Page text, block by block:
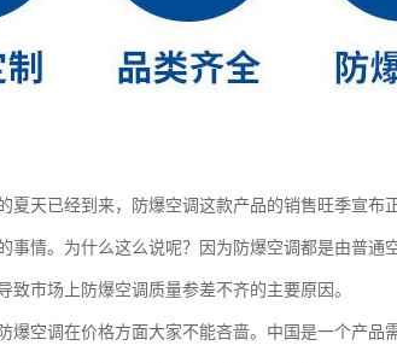
夏天已经到来，防爆空调这款产品的销售旺季宣
事情。为什么这么说呢？因为防爆空调都是由普通
致市场上防爆空调质量参差不齐的主要原因。
爆空调在价格方面大家不能吝啬。中国是一个产品